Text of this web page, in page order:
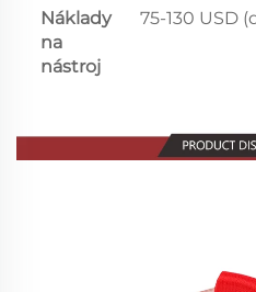
Náklady
na
nástroj
75-130 USD